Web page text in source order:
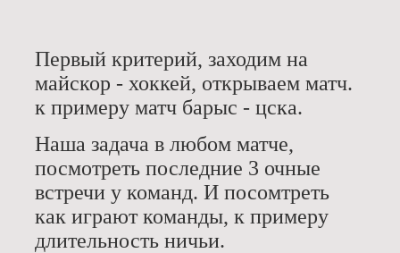
Первый критерий, заходим на
майскор - хоккей, открываем матч.
к примеру матч барыс - цска.
Наша задача в любом матче,
посмотреть последние 3 очные
встречи у команд. И посомтреть
как играют команды, к примеру
длительность ничьи.